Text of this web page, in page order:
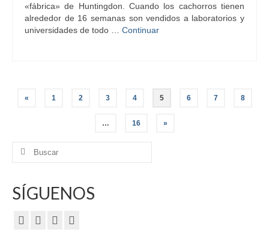
«fábrica» de Huntingdon. Cuando los cachorros tienen
alrededor de 16 semanas son vendidos a laboratorios y
universidades de todo … Continuar
Paginación
entradas
« 1 2 3 4 5 6 7 8
… 16 »
Buscar
SÍGUENOS